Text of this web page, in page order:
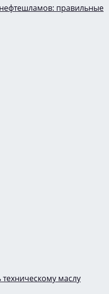
правильные
маслу